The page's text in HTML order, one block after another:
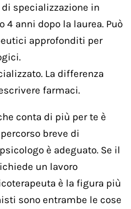
specializzazione in
4 anni dopo la laurea. Può
approfonditi per
La differenza
farmaci.
conta di più per te è
breve di
è adeguato. Se il
un lavoro
è la figura più
sono entrambe le cose